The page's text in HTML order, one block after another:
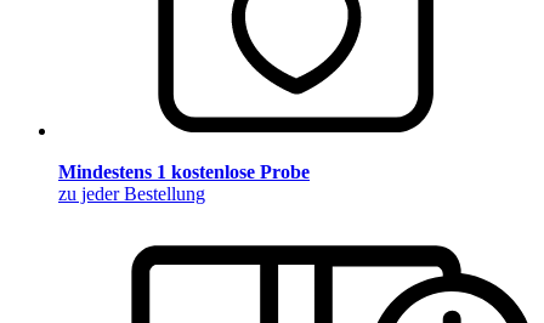
Mindestens 1 kostenlose Probe
zu jeder Bestellung